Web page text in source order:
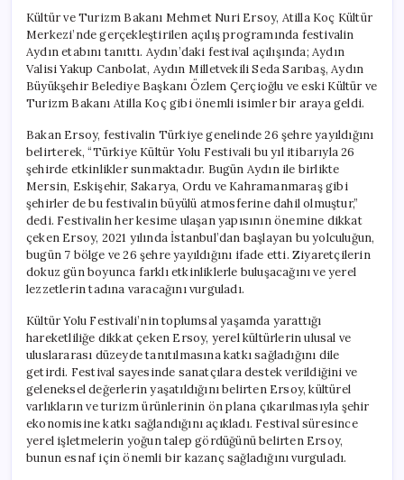
Kültür ve Turizm Bakanı Mehmet Nuri Ersoy, Atilla Koç Kültür
Merkezi’nde gerçekleştirilen açılış programında festivalin
Aydın etabını tanıttı. Aydın’daki festival açılışında; Aydın
Valisi Yakup Canbolat, Aydın Milletvekili Seda Sarıbaş, Aydın
Büyükşehir Belediye Başkanı Özlem Çerçioğlu ve eski Kültür ve
Turizm Bakanı Atilla Koç gibi önemli isimler bir araya geldi.
Bakan Ersoy, festivalin Türkiye genelinde 26 şehre yayıldığını
belirterek, “Türkiye Kültür Yolu Festivali bu yıl itibarıyla 26
şehirde etkinlikler sunmaktadır. Bugün Aydın ile birlikte
Mersin, Eskişehir, Sakarya, Ordu ve Kahramanmaraş gibi
şehirler de bu festivalin büyülü atmosferine dahil olmuştur,”
dedi. Festivalin her kesime ulaşan yapısının önemine dikkat
çeken Ersoy, 2021 yılında İstanbul’dan başlayan bu yolculuğun,
bugün 7 bölge ve 26 şehre yayıldığını ifade etti. Ziyaretçilerin
dokuz gün boyunca farklı etkinliklerle buluşacağını ve yerel
lezzetlerin tadına varacağını vurguladı.
Kültür Yolu Festivali’nin toplumsal yaşamda yarattığı
hareketliliğe dikkat çeken Ersoy, yerel kültürlerin ulusal ve
uluslararası düzeyde tanıtılmasına katkı sağladığını dile
getirdi. Festival sayesinde sanatçılara destek verildiğini ve
geleneksel değerlerin yaşatıldığını belirten Ersoy, kültürel
varlıkların ve turizm ürünlerinin ön plana çıkarılmasıyla şehir
ekonomisine katkı sağlandığını açıkladı. Festival süresince
yerel işletmelerin yoğun talep gördüğünü belirten Ersoy,
bunun esnaf için önemli bir kazanç sağladığını vurguladı.